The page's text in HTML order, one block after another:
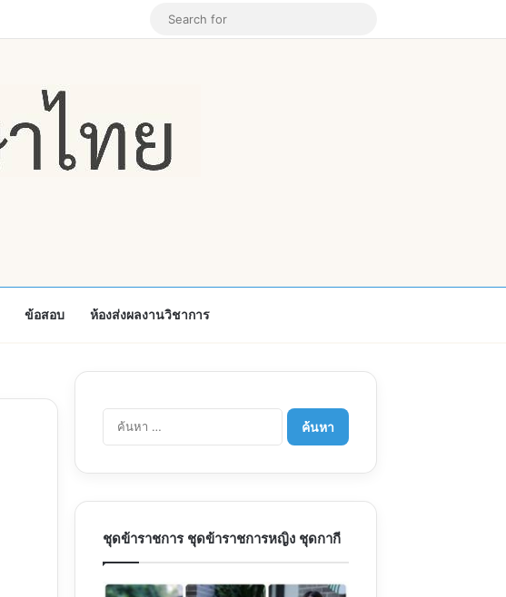
Instagram
Random Article
ข้อสอบ ห้องส่งผลงานวิชาการ
ค้นหา
สำหรับ:
ชุดข้าราชการ ชุดข้าราชการหญิง ชุดกากี